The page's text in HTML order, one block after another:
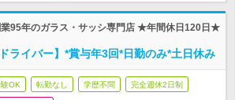
業95年のガラス・サッシ専門店 ★年間休日120日★
ライバー】*賞与年3回*日勤のみ*土日休み
OK 転勤なし 学歴不問 完全週休2日制